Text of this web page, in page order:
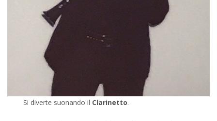
Si diverte suonando il Clarinetto.